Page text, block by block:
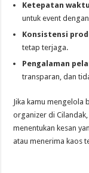
Ketepatan waktu
untuk event
Konsistensi
tetap terjaga.
Pengalaman
transparan, dan
Jika kamu mengelola
organizer di
menentukan kesan
atau menerima kaos